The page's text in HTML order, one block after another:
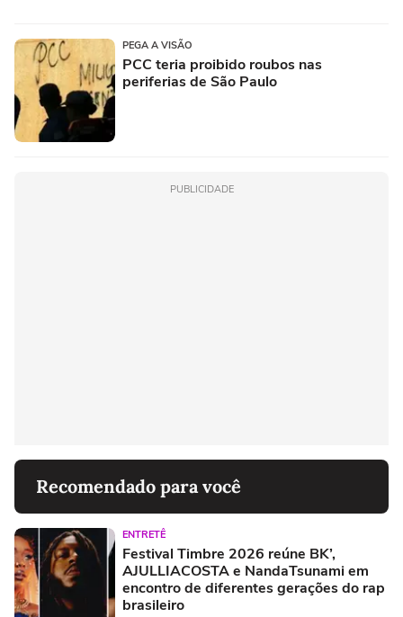
PEGA A VISÃO
PCC teria proibido roubos nas
periferias de São Paulo
PUBLICIDADE
Recomendado para você
ENTRETÊ
Festival Timbre 2026 reúne BK’,
AJULLIACOSTA e NandaTsunami em
encontro de diferentes gerações do rap
brasileiro